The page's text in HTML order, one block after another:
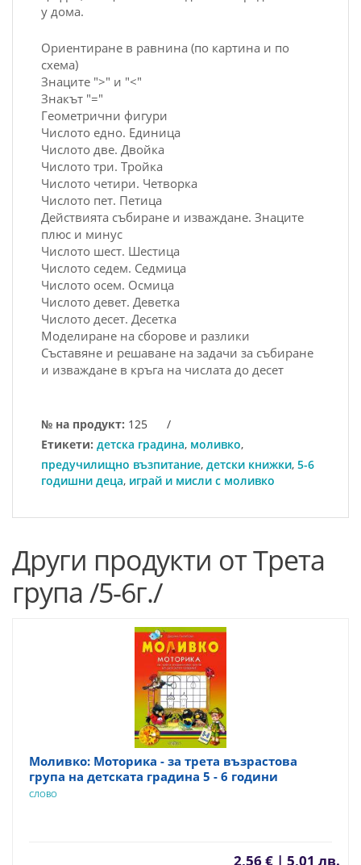
у дома.
Ориентиране в равнина (по картина и по
схема)
Знаците ">" и "<"
Знакът "="
Геометрични фигури
Числото едно. Единица
Числото две. Двойка
Числото три. Тройка
Числото четири. Четворка
Числото пет. Петица
Действията събиране и изваждане. Знаците
плюс и минус
Числото шест. Шестица
Числото седем. Седмица
Числото осем. Осмица
Числото девет. Деветка
Числото десет. Десетка
Моделиране на сборове и разлики
Съставяне и решаване на задачи за събиране
и изваждане в кръга на числата до десет
№ на продукт: 125
/
Етикети: детска градина, моливко,
предучилищно възпитание, детски книжки, 5-6
годишни деца, играй и мисли с моливко
Други продукти от Трета
група /5-6г./
Моливко: Моторика - за трета възрастова
група на детската градина 5 - 6 години
СЛОВО
2,56 € | 5,01 лв.